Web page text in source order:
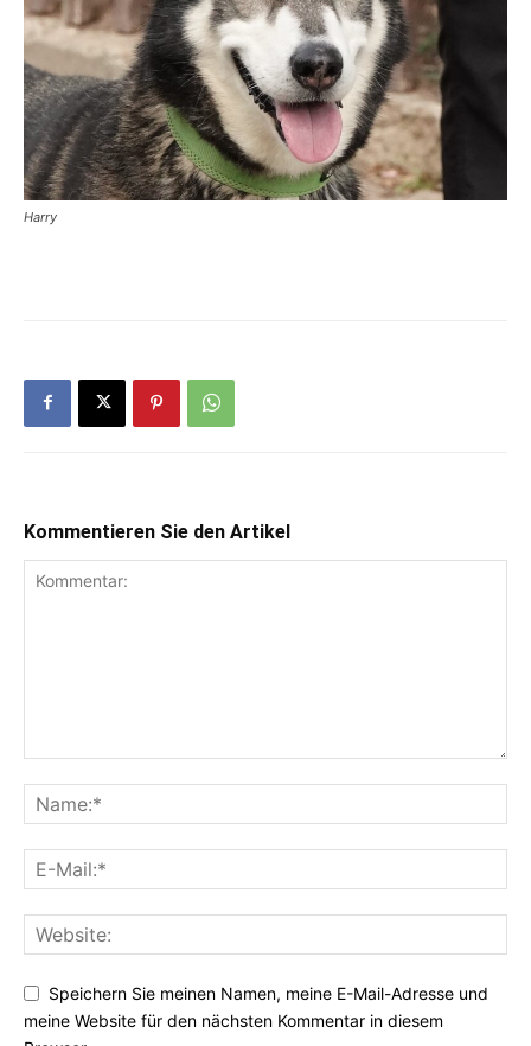
Harry
Kommentieren Sie den Artikel
Speichern Sie meinen Namen, meine E-Mail-Adresse und
meine Website für den nächsten Kommentar in diesem